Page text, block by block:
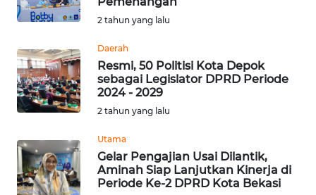
2 tahun yang lalu
Daerah
Resmi, 50 Politisi Kota Depok
sebagai Legislator DPRD Periode
2024 - 2029
2 tahun yang lalu
Utama
Gelar Pengajian Usai Dilantik,
Aminah Siap Lanjutkan Kinerja di
Periode Ke-2 DPRD Kota Bekasi
KALSEL
KALTIM
WN
SULSEL
WN
GORONTALO